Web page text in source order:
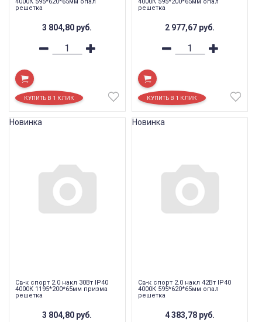
решетка
3 804,80 руб.
решетка
2 977,67 руб.
Св-к спорт 2.0 накл 30Вт IP40
4000К 1195*200*65мм призма
решетка
3 804,80 руб.
Новинка
Св-к спорт 2.0 накл 42Вт IP40
4000К 595*620*65мм опал
решетка
4 383,78 руб.
Новинка